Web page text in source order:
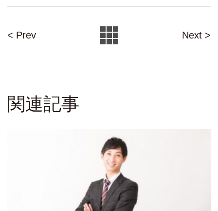
< Prev Next >
関連記事